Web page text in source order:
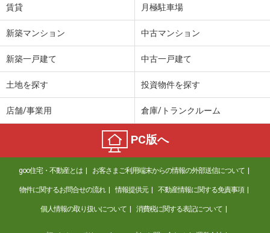
賃貸 月極駐車場
新築マンション 中古マンション
新築一戸建て 中古一戸建て
土地を探す 投資物件を探す
店舗/事業用 倉庫/トランクルーム
PC版へ
goo住宅・不動産とは お客さまご利用端末からの情報の外部送信について
物件に関するお問合せの流れ 情報提供元 不動産情報に関する免責事項
個人情報の取り扱いについて 消費税に関する表記について